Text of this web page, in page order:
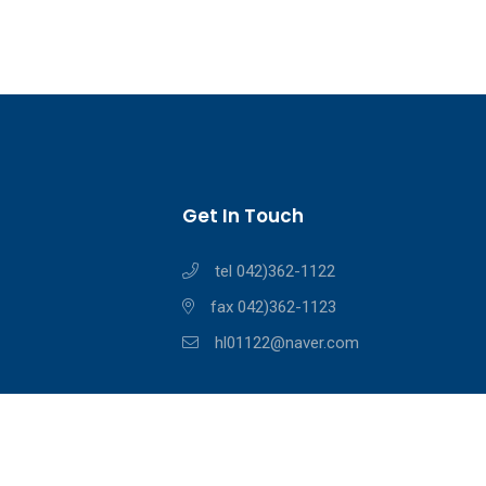
Get In Touch
tel 042)362-1122
fax 042)362-1123
hl01122@naver.com